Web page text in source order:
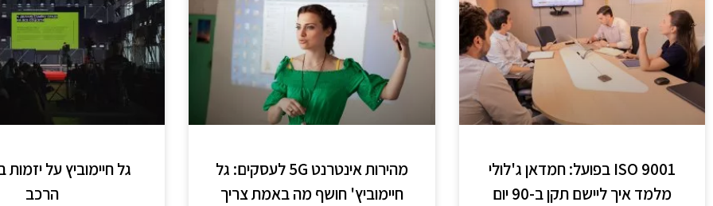
ISO 9001 בפועל: חמדאן ג'לולי
מלמד איך ליישם תקן ב-90 יום
מהירות אינטרנט 5G לעסקים: גל
חיימוביץ' חושף מה באמת צריך
גל חיימוביץ על
הרכב